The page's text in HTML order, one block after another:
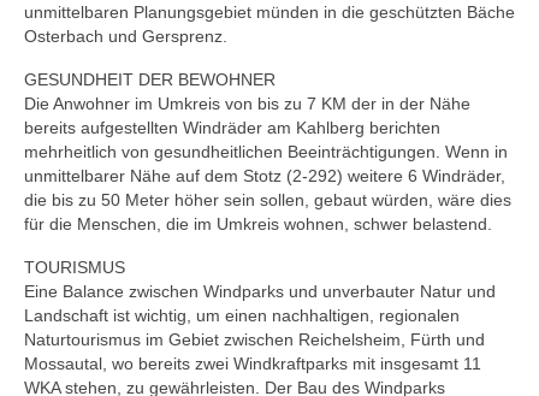
unmittelbaren Planungsgebiet münden in die geschützten Bäche
Osterbach und Gersprenz.
GESUNDHEIT DER BEWOHNER
Die Anwohner im Umkreis von bis zu 7 KM der in der Nähe
bereits aufgestellten Windräder am Kahlberg berichten
mehrheitlich von gesundheitlichen Beeinträchtigungen. Wenn in
unmittelbarer Nähe auf dem Stotz (2-292) weitere 6 Windräder,
die bis zu 50 Meter höher sein sollen, gebaut würden, wäre dies
für die Menschen, die im Umkreis wohnen, schwer belastend.
TOURISMUS
Eine Balance zwischen Windparks und unverbauter Natur und
Landschaft ist wichtig, um einen nachhaltigen, regionalen
Naturtourismus im Gebiet zwischen Reichelsheim, Fürth und
Mossautal, wo bereits zwei Windkraftparks mit insgesamt 11
WKA stehen, zu gewährleisten. Der Bau des Windparks